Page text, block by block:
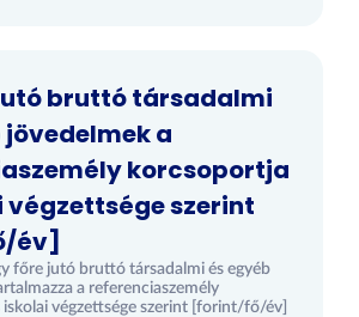
bruttó társadalmi
jövedelmek a
korcsoportja
végzettsége szerint
év]
főre jutó bruttó társadalmi és egyéb
a referenciaszemély
iskolai végzettsége szerint [forint/fő/év]